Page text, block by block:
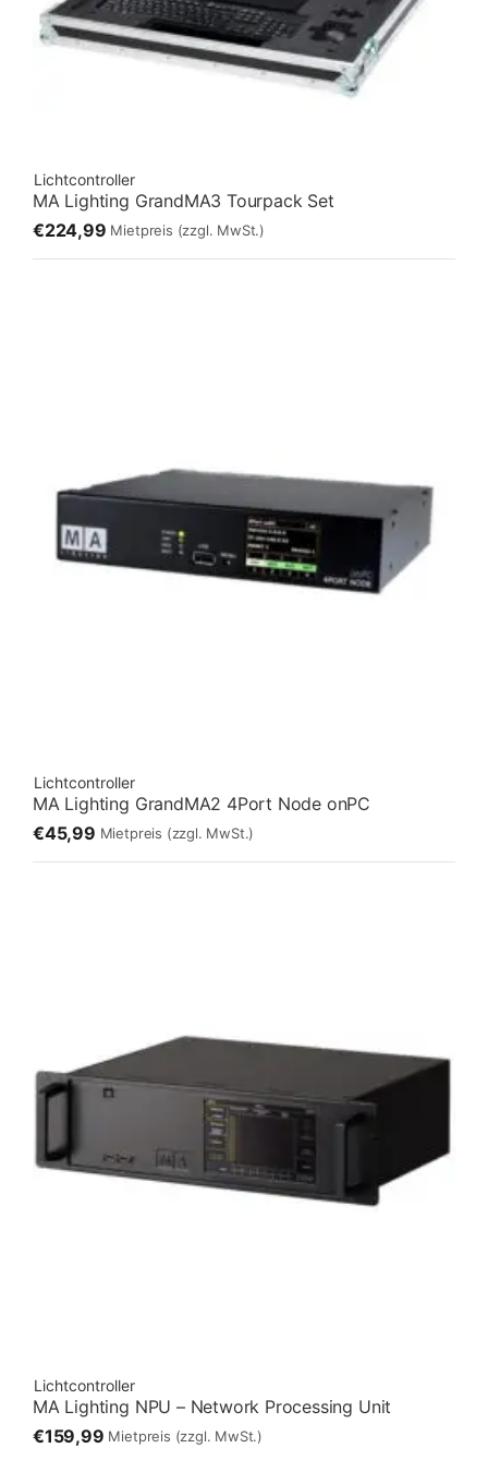
Lichtcontroller
MA Lighting GrandMA3 Tourpack Set
€224,99 Mietpreis (zzgl. MwSt.)
Lichtcontroller
MA Lighting GrandMA2 4Port Node onPC
€45,99 Mietpreis (zzgl. MwSt.)
Lichtcontroller
MA Lighting NPU – Network Processing Unit
€159,99 Mietpreis (zzgl. MwSt.)